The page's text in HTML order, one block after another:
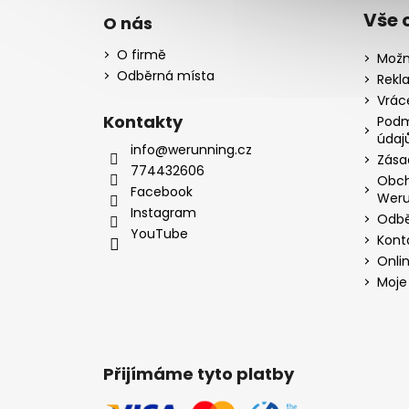
O nás
O firmě
Odběrná místa
Kontakty
info@werunning.cz
774432606
Facebook
Instagram
YouTube
Vše
Přijímáme tyto platby